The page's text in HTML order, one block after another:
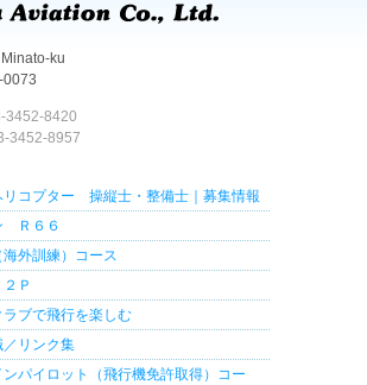
ku
0073
3452-8420
3452-8957
リコプター 操縦士・整備士｜募集情報
Ｒ６６
外訓練）コース
Ｐ
ラブで飛行を楽しむ
リンク集
ンパイロット（飛行機免許取得）コー